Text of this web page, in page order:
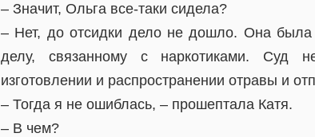
– Значит, Ольга все-таки сидела?
– Нет, до отсидки дело не дошло. Она
делу, связанному с наркотиками. Суд
изготовлении и распространении отравы и
– Тогда я не ошиблась, – прошептала Катя.
– В чем?